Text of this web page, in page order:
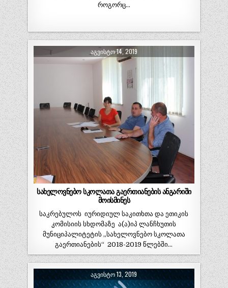
როგორც…
ᲐᲒᲕᲘᲡᲢᲝ 14, 2019
სახელოვნებო სკოლათა გაერთიანების ანგარიში
მოისმინეს
საკრებულოს იურიდიულ საკითხთა და ეთიკის
კომისიის სხდომაზე ა(ა)იპ ლანჩხუთის
მუნიციპალიტეტის ,,სახელოვნებო სკოლათა
გაერთიანების“ 2018-2019 წლებში…
ᲐᲒᲕᲘᲡᲢᲝ 13, 2019